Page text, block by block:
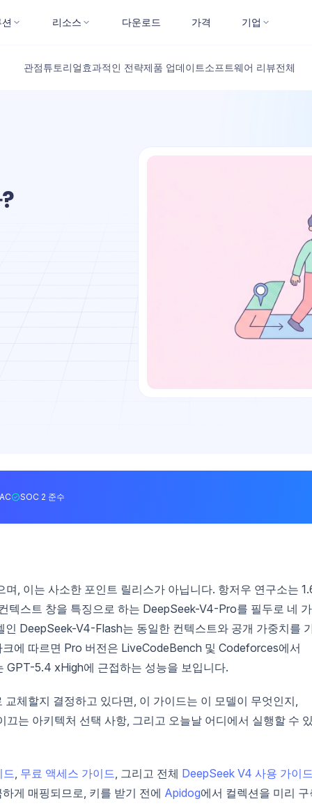
리소스 다운로드 가격 기업
관점튜토리얼효과적인 전략제품 업데이트소프트웨어 리뷰전체
SOC 2 준수
, 이는 사소한 포인트 릴리스가 아닙니다. 항저우 연구소는
텍스트 창을 특징으로 하는 DeepSeek-V4-Pro를 필두로 네
DeepSeek-V4-Flash는 동일한 컨텍스트와 공개 가중치를
에 따르면 Pro 버전은 LiveCodeBench 및 Codeforces에서
5.4 xHigh에 근접하는 성능을 보입니다.
체할지 결정하고 있다면, 이 가이드는 이 모델이 무엇인지,
는 아키텍처 선택 사항, 그리고 오늘날 어디에서 실행할 수
무료 액세스 가이드 , 그리고 전체 DeepSeek V4 사용 가이
게 매핑되므로, 키를 받기 전에 Apidog에서 컬렉션을 미리 구